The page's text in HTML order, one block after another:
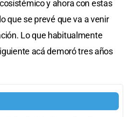
y ahora con estas
que se prevé que va a venir
Lo que habitualmente
acá demoró tres años